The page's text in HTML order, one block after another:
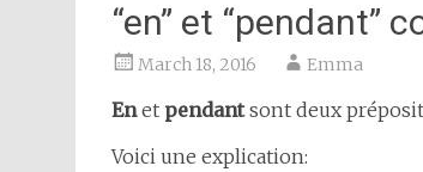
“en” et “pendant”
March 18, 2016 Emma
Enet pendantsont deux
Voici une explication: